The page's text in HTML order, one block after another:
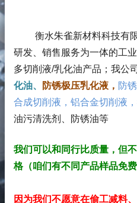
衡水朱雀新材料科技有
研发、销售服务为一体的工
多切削液/乳化油产品； 我公
化油、
防锈极压乳化液， 防
合成切削液，铝合金切削液
油污清洗剂、防锈油等
我们可以和同行比质量，但
格（咱们有不同产品样品免
因为我们不愿意在偷工减料